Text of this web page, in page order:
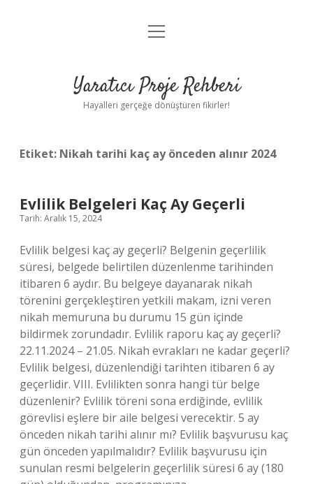
Anasayfa
Yasal Uyarı
menüyü
Yaratıcı Proje Rehberi
Hayalleri gerçeğe dönüştüren fikirler!
Etiket: Nikah tarihi kaç ay önceden alınır 2024
Evlilik Belgeleri Kaç Ay Geçerli
Tarih: Aralık 15, 2024
Evlilik belgesi kaç ay geçerli? Belgenin geçerlilik
süresi, belgede belirtilen düzenlenme tarihinden
itibaren 6 aydır. Bu belgeye dayanarak nikah
törenini gerçekleştiren yetkili makam, izni veren
nikah memuruna bu durumu 15 gün içinde
bildirmek zorundadır. Evlilik raporu kaç ay geçerli?
22.11.2024 – 21.05. Nikah evrakları ne kadar geçerli?
Evlilik belgesi, düzenlendiği tarihten itibaren 6 ay
geçerlidir. VIII. Evlilikten sonra hangi tür belge
düzenlenir? Evlilik töreni sona erdiğinde, evlilik
görevlisi eşlere bir aile belgesi verecektir. 5 ay
önceden nikah tarihi alınır mı? Evlilik başvurusu kaç
gün önceden yapılmalıdır? Evlilik başvurusu için
sunulan resmi belgelerin geçerlilik süresi 6 ay (180